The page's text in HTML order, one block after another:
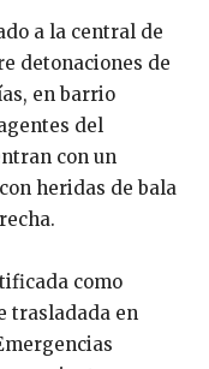
a la central de
detonaciones de
en barrio
del
con un
heridas de bala
como
trasladada en